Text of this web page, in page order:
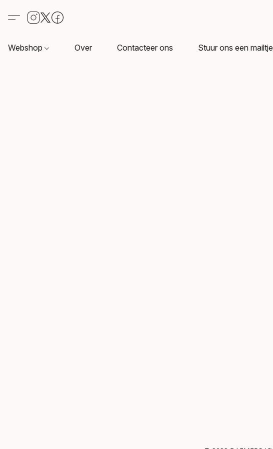
Webshop Over Contacteer ons Stuur ons een mailtje